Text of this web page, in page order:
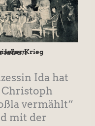
Krieg
Ida hat
vermählt“
mit der